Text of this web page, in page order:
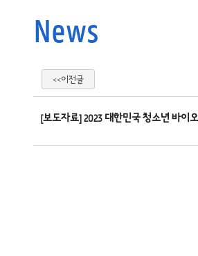
News
<<이전글
[보도자료] 2023 대한민국 청소년 바이